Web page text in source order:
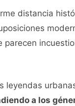
distancia
parecen
a los